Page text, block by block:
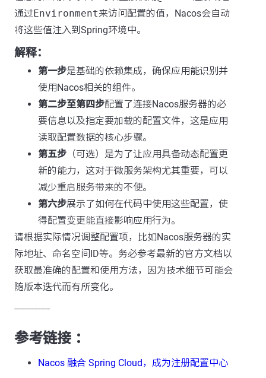
通过Environment来访问配置的值，Nacos会自动
将这些值注入到Spring环境中。
解释：
第一步是基础的依赖集成，确保应用能识别并
使用Nacos相关的组件。
第二步至第四步配置了连接Nacos服务器的必
要信息以及指定要加载的配置文件，这是应用
读取配置数据的核心步骤。
第五步 （可选）是为了让应用具备动态配置更
新的能力，这对于微服务架构尤其重要，可以
减少重启服务带来的不便。
第六步展示了如何在代码中使用这些配置，使
得配置变更能直接影响应用行为。
请根据实际情况调整配置项，比如Nacos服务器的实
际地址、命名空间ID等。务必参考最新的官方文档以
获取最准确的配置和使用方法，因为技术细节可能会
随版本迭代而有所变化。
---------------
参考链接 ：
Nacos 融合 Spring Cloud，成为注册配置中心